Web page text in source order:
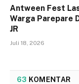
Antween Fest
Warga Parepare
JR
Juli 18, 2026
63 KOMENTAR